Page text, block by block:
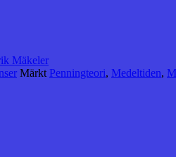
Mäkeler
Märkt Penningteori, Medeltiden,